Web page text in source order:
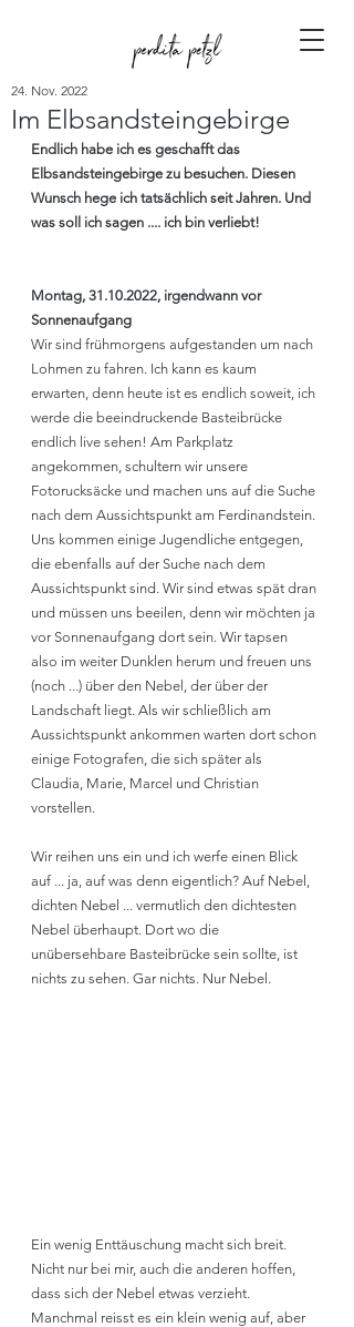
Im Elbsandsteingebirge
24. Nov. 2022
Endlich habe ich es geschafft das
Elbsandsteingebirge zu besuchen. Diesen
Wunsch hege ich tatsächlich seit Jahren. Und
was soll ich sagen .... ich bin verliebt!
Montag, 31.10.2022, irgendwann vor
Sonnenaufgang
Wir sind frühmorgens aufgestanden um nach
Lohmen zu fahren. Ich kann es kaum
erwarten, denn heute ist es endlich soweit, ich
werde die beeindruckende Basteibrücke
endlich live sehen! Am Parkplatz
angekommen, schultern wir unsere
Fotorucksäcke und machen uns auf die Suche
nach dem Aussichtspunkt am Ferdinandstein.
Uns kommen einige Jugendliche entgegen,
die ebenfalls auf der Suche nach dem
Aussichtspunkt sind. Wir sind etwas spät dran
und müssen uns beeilen, denn wir möchten ja
vor Sonnenaufgang dort sein. Wir tapsen
also im weiter Dunklen herum und freuen uns
(noch ...) über den Nebel, der über der
Landschaft liegt. Als wir schließlich am
Aussichtspunkt ankommen warten dort schon
einige Fotografen, die sich später als
Claudia, Marie, Marcel und Christian
vorstellen.
Wir reihen uns ein und ich werfe einen Blick
auf ... ja, auf was denn eigentlich? Auf Nebel,
dichten Nebel ... vermutlich den dichtesten
Nebel überhaupt. Dort wo die
unübersehbare Basteibrücke sein sollte, ist
nichts zu sehen. Gar nichts. Nur Nebel.
Ein wenig Enttäuschung macht sich breit.
Nicht nur bei mir, auch die anderen hoffen,
dass sich der Nebel etwas verzieht.
Manchmal reisst es ein klein wenig auf, aber